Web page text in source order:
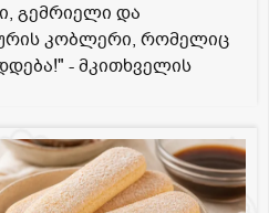
გემრიელი და
კობლერი, რომელიც
- მკითხველის